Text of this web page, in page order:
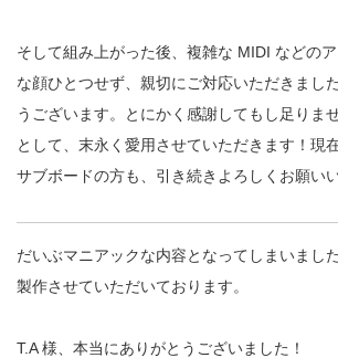
そして組み上がった後、複雑な MIDI などの
な顔ひとつせず、親切にご対応いただきまし
うございます。とにかく感謝してもし足りま
として、末永く愛用させていただきます！現
サブボードの方も、引き続きよろしくお願い
だいぶマニアックな内容となってしまいまし
製作させていただいております。
T.A様、本当にありがとうございました！